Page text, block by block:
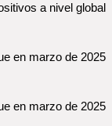
a nivel global.
en marzo de 2025.
en marzo de 2025.